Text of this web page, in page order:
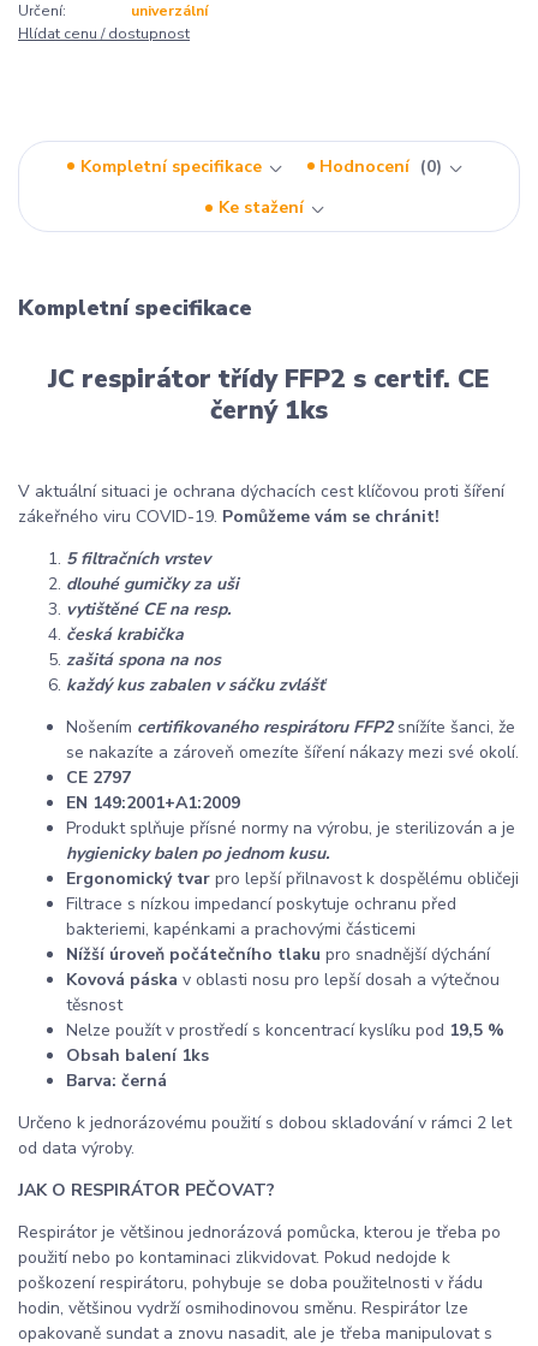
Určení:
univerzální
Hlídat cenu / dostupnost
Kompletní specifikace Hodnocení
0
Ke stažení
Kompletní specifikace
JC respirátor třídy FFP2 s certif. CE
černý 1ks
V aktuální situaci je ochrana dýchacích cest klíčovou proti šíření
zákeřného viru COVID-19. Pomůžeme vám se chránit!
5 filtračních vrstev
dlouhé gumičky za uši
vytištěné CE na resp.
česká krabička
zašitá spona na nos
každý kus zabalen v sáčku zvlášť
Nošením certifikovaného respirátoru FFP2snížíte šanci, že
se nakazíte a zároveň omezíte šíření nákazy mezi své okolí.
CE 2797
EN 149:2001+A1:2009
Produkt splňuje přísné normy na výrobu, je sterilizován a je
hygienicky balen po jednom kusu.
Ergonomický tvar pro lepší přilnavost k dospělému obličeji
Filtrace s nízkou impedancí poskytuje ochranu před
bakteriemi, kapénkami a prachovými částicemi
Nížší úroveň počátečního tlaku pro snadnější dýchání
Kovová páska v oblasti nosu pro lepší dosah a výtečnou
těsnost
Nelze použít v prostředí s koncentrací kyslíku pod 19,5 %
Obsah balení 1ks
Barva: černá
Určeno k jednorázovému použití s dobou skladování v rámci 2 let
od data výroby.
JAK O RESPIRÁTOR PEČOVAT?
Respirátor je většinou jednorázová pomůcka, kterou je třeba po
použití nebo po kontaminaci zlikvidovat. Pokud nedojde k
poškození respirátoru, pohybuje se doba použitelnosti v řádu
hodin, většinou vydrží osmihodinovou směnu. Respirátor lze
opakovaně sundat a znovu nasadit, ale je třeba manipulovat s